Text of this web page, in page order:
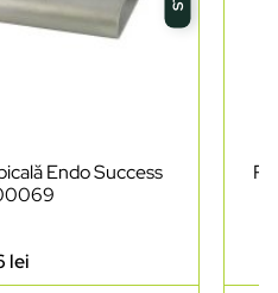
Endo Success
lei